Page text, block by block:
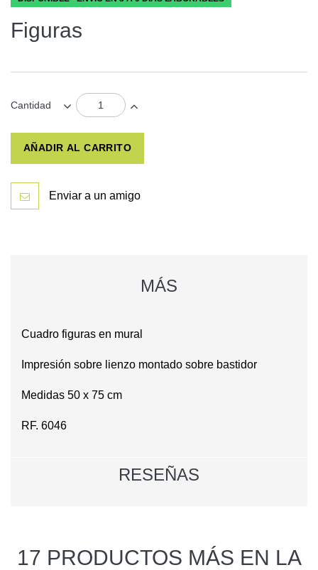
Figuras
Cantidad
AÑADIR AL CARRITO
Enviar a un amigo
MÁS
Cuadro figuras en mural
Impresión sobre lienzo montado sobre bastidor
Medidas 50 x 75 cm
RF. 6046
RESEÑAS
17 PRODUCTOS MÁS EN LA